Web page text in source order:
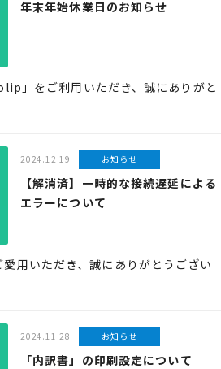
年末年始休業日のお知らせ
」をご利用いただき、誠にありがと
2024.12.19 お知らせ
【解消済】一時的な接続遅延による
エラーについて
用いただき、誠にありがとうござい
2024.11.28 お知らせ
「内訳書」の印刷設定について